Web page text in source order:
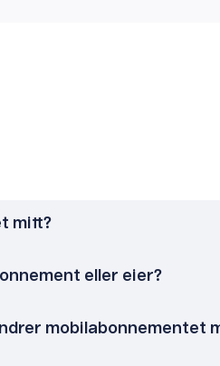
mitt?
eller eier?
mobilabonnementet